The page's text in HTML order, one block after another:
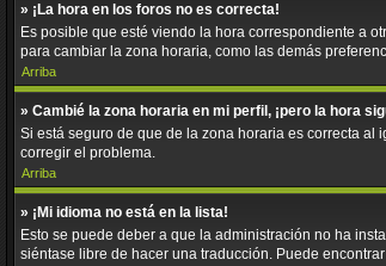
» ¡La hora en los foros no es correcta!
Es posible que esté viendo la hora correspondiente a
para cambiar la zona horaria, como las demás
Arriba
» Cambié la zona horaria en mi perfil, ¡pero la hora
Si está seguro de que de la zona horaria es correcta
corregir el problema.
Arriba
» ¡Mi idioma no está en la lista!
Esto se puede deber a que la administración no ha
siéntase libre de hacer una traducción. Puede